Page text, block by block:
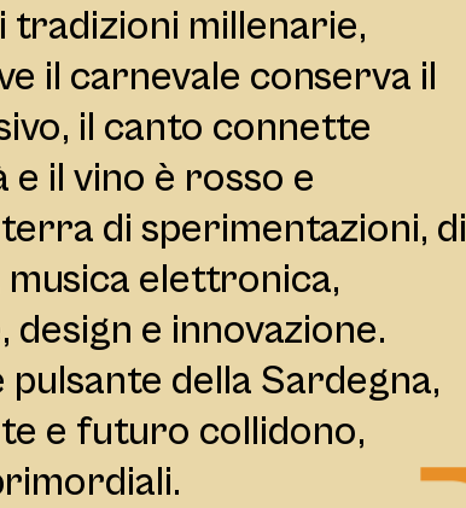
tradizioni millenarie,
il carnevale conserva il
il canto connette
e il vino è rosso e
di sperimentazioni, di
elettronica,
e innovazione.
della Sardegna,
e futuro collidono,